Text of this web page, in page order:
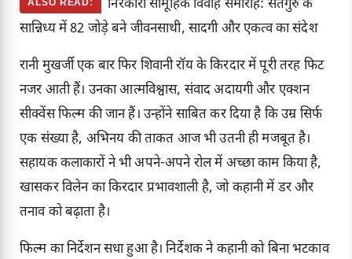
ALSO READ:
निरंकारी सामूहिक विवाह समारोह: सतगुरु के
सान्निध्य में 82 जोड़े बने जीवनसाथी, सादगी और एकत्व का संदेश
रानी मुखर्जी एक बार फिर शिवानी रॉय के किरदार में पूरी तरह फिट
नजर आती हैं। उनका आत्मविश्वास, संवाद अदायगी और एक्शन
सीक्वेंस फिल्म की जान हैं। उन्होंने साबित कर दिया है कि उम्र सिर्फ
एक संख्या है, अभिनय की ताकत आज भी उतनी ही मजबूत है।
सहायक कलाकारों ने भी अपने-अपने रोल में अच्छा काम किया है,
खासकर विलेन का किरदार प्रभावशाली है, जो कहानी में डर और
तनाव को बढ़ाता है।
फिल्म का निर्देशन सधा हुआ है। निर्देशक ने कहानी को बिना भटकाव